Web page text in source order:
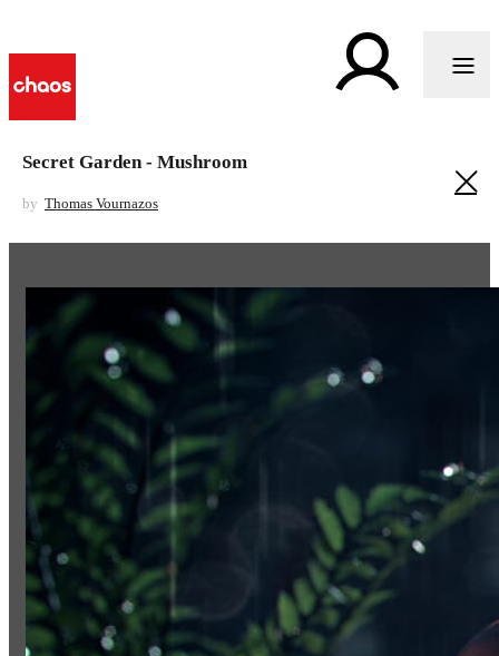
Secret Garden - Mushroom
by Thomas Vournazos